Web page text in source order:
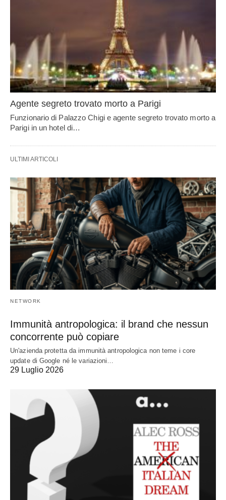
Agente segreto trovato morto a Parigi
Funzionario di Palazzo Chigi e agente segreto trovato morto a
Parigi in un hotel di…
ULTIMI ARTICOLI
NETWORK
Immunità antropologica: il brand che nessun
concorrente può copiare
Un'azienda protetta da immunità antropologica non teme i core
update di Google né le variazioni…
29 Luglio 2026